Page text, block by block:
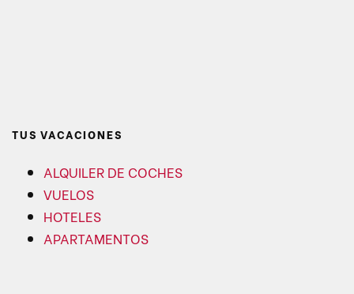
TUS VACACIONES
ALQUILER DE COCHES
VUELOS
HOTELES
APARTAMENTOS